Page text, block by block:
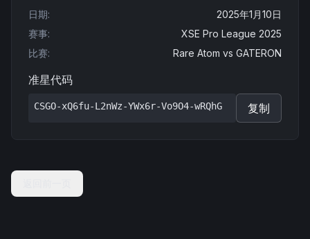
日期:
2025年1月10日
赛事:
XSE Pro League 2025
比赛: Rare Atom vs GATERON
准星代码
CSGO-xQ6fu-L2nWz-YWx6r-Vo9O4-wRQhG 复制